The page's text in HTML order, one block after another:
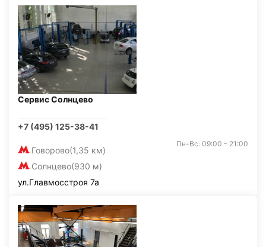
Сервис Солнцево
+7 (495) 125-38-41
Говорово(1,35 км)
Солнцево(930 м)
Пн-Вс: 09:00 - 21:00
ул.Главмосстроя 7а